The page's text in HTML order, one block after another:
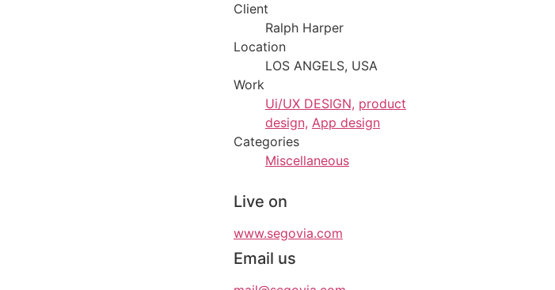
Client
Ralph Harper
Location
LOS ANGELS, USA
Work
Ui/UX DESIGN, product
design, App design
Categories
Miscellaneous
Live on
www.segovia.com
Email us